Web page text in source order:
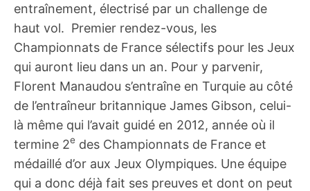
entraînement, électrisé par un challenge de
haut vol. Premier rendez-vous, les
Championnats de France sélectifs pour les Jeux
qui auront lieu dans un an. Pour y parvenir,
Florent Manaudou s’entraîne en Turquie au côté
de l’entraîneur britannique James Gibson, celui-
là même qui l’avait guidé en 2012, année où il
termine 2e des Championnats de France et
médaillé d’or aux Jeux Olympiques. Une équipe
qui a donc déjà fait ses preuves et dont on peut